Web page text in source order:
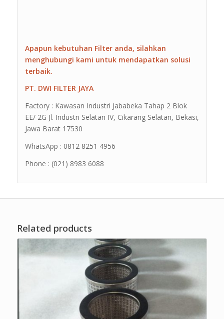
Apapun kebutuhan Filter anda, silahkan
menghubungi kami untuk mendapatkan solusi
terbaik.
PT. DWI FILTER JAYA
Factory : Kawasan Industri Jababeka Tahap 2 Blok
EE/ 2G Jl. Industri Selatan IV, Cikarang Selatan, Bekasi,
Jawa Barat 17530
WhatsApp : 0812 8251 4956
Phone : (021) 8983 6088
Related products